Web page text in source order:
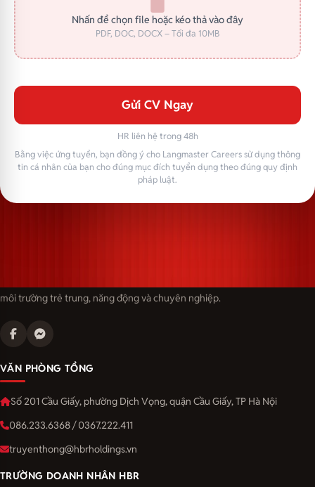
Nhấn để chọn file hoặc kéo thả vào đây
PDF, DOC, DOCX – Tối đa 10MB
Gửi CV Ngay
HR liên hệ trong 48h
Bằng việc ứng tuyển, bạn đồng ý cho Langmaster Careers sử dụng thông
tin cá nhân của bạn cho đúng mục đích tuyển dụng theo đúng quy định
pháp luật.
môi trường trẻ trung, năng động và chuyên nghiệp.
VĂN PHÒNG TỔNG
Số 201 Cầu Giấy, phường Dịch Vọng, quận Cầu Giấy, TP Hà Nội
086.233.6368 / 0367.222.411
truyenthong@hbrholdings.vn
TRƯỜNG DOANH NHÂN HBR